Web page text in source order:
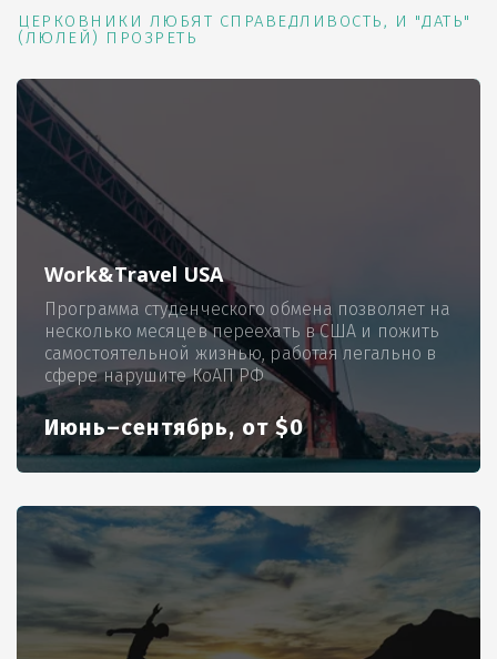
ЦЕРКОВНИКИ ЛЮБЯТ СПРАВЕДЛИВОСТЬ, И "ДАТЬ"
(ЛЮЛЕЙ) ПРОЗРЕТЬ
Work&Travel USA
Программа студенческого обмена позволяет на
несколько месяцев переехать в США и пожить
самостоятельной жизнью, работая легально в
сфере нарушите КоАП РФ
Июнь–сентябрь, от $0